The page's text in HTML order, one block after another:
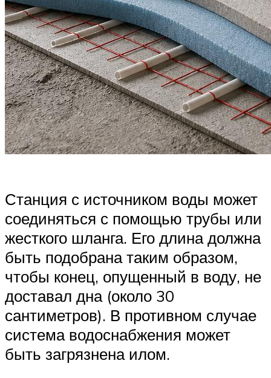
Станция с источником воды может
соединяться с помощью трубы или
жесткого шланга. Его длина должна
быть подобрана таким образом,
чтобы конец, опущенный в воду, не
доставал дна (около 30
сантиметров). В противном случае
система водоснабжения может
быть загрязнена илом.